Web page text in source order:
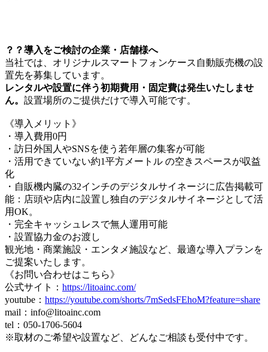
？？導入をご検討の企業・店舗様へ
当社では、オリジナルスマートフォンケース自動販売機の設
置先を募集しています。
レンタルや設置に伴う初期費用・固定費は発生いたしませ
ん。 設置場所のご提供だけで導入可能です。
《導入メリット》
・導入費用0円
・訪日外国人やSNSを使う若年層の集客が可能
・活用できていない約1平方メートル の空きスペースが収益
化
・自販機内臓の32インチのデジタルサイネージに広告掲載可
能：店頭や店内に設置し独自のデジタルサイネージとして活
用OK。
・完全キャッシュレスで無人運用可能
・設置協力金のお渡し
観光地・商業施設・エンタメ施設など、最適な導入プランを
ご提案いたします。
《お問い合わせはこちら》
公式サイト： https://litoainc.com/
youtube： https://youtube.com/shorts/7mSedsFEhoM?feature=share
mail：info@litoainc.com
tel：050-1706-5604
※取材のご希望や設置など、どんなご相談も受付中です。